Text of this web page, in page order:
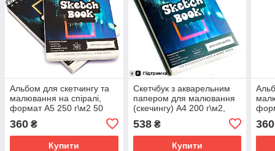
Альбом для скетчингу та
малювання на спіралі,
формат А5 250 г\м2 50
Відеоогляд!
360 ₴
Купити
Скетчбук з акварельним
папером для малювання
(скечингу) А4 200 г\м2,
538₴
Купити
360